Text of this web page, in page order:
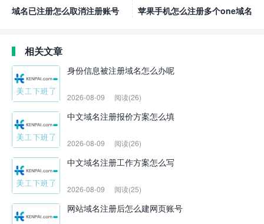
域名已注册怎么取消注册账号
苹果手机怎么注册多个one域名
相关文章
身份信息被注册域名怎么办呢
2026-08-09 阅读(26)
中文域名注册报价方案怎么填
2026-08-09 阅读(26)
中文域名注册工作方案怎么写
2026-08-09 阅读(25)
网站域名注册后怎么建网页账号